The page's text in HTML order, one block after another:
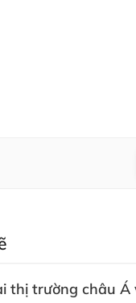
thị trường châu Á